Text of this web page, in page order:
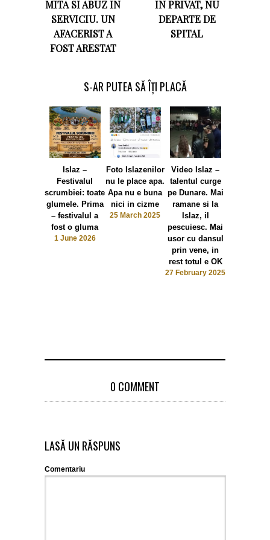
MITA SI ABUZ IN
SERVICIU. UN
AFACERIST A
FOST ARESTAT
IN PRIVAT, NU
DEPARTE DE
SPITAL
S-AR PUTEA SĂ ÎȚI PLACĂ
Islaz –
Festivalul
scrumbiei: toate
glumele. Prima
– festivalul a
fost o gluma
1 June 2026
Foto Islazenilor
nu le place apa.
Apa nu e buna
nici in cizme
25 March 2025
Video Islaz –
talentul curge
pe Dunare. Mai
ramane si la
Islaz, il
pescuiesc. Mai
usor cu dansul
prin vene, in
rest totul e OK
27 February 2025
0 COMMENT
LASĂ UN RĂSPUNS
Comentariu